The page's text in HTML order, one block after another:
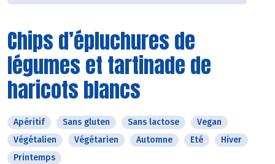
Chips d’épluchures de
légumes et tartinade de
haricots blancs
Apéritif Sans gluten Sans lactose
Vegan
Végétalien
Végétarien Automne Eté
Hiver
Printemps